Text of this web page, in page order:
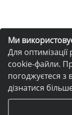
Ми
Для
cookie-файли.
погоджуєтеся
дізнатися